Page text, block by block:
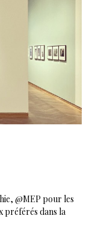
@MEP pour les
préférés dans la